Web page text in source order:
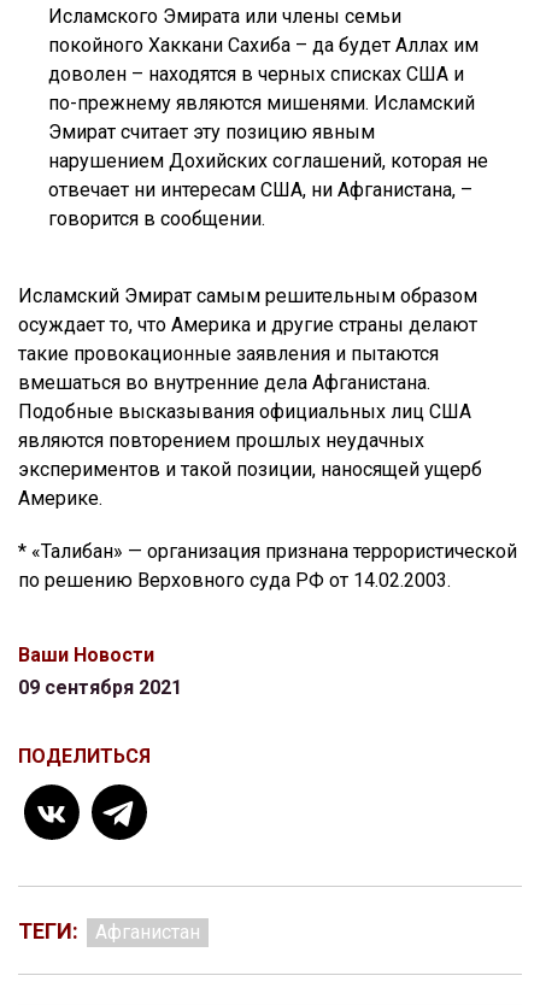
Исламского Эмирата или члены семьи
покойного Хаккани Сахиба – да будет Аллах им
доволен – находятся в черных списках США и
по-прежнему являются мишенями. Исламский
Эмират считает эту позицию явным
нарушением Дохийских соглашений, которая не
отвечает ни интересам США, ни Афганистана, –
говорится в сообщении.
Исламский Эмират самым решительным образом
осуждает то, что Америка и другие страны делают
такие провокационные заявления и пытаются
вмешаться во внутренние дела Афганистана.
Подобные высказывания официальных лиц США
являются повторением прошлых неудачных
экспериментов и такой позиции, наносящей ущерб
Америке.
* «Талибан» — организация признана террористической
по решению Верховного суда РФ от 14.02.2003.
Ваши Новости
09 сентября 2021
ПОДЕЛИТЬСЯ
ТЕГИ: Афганистан